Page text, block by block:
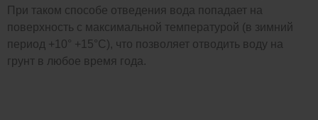
При таком способе отведения вода попадает на
поверхность с максимальной температурой (в зимний
период +10° +15°С), что позволяет отводить воду на
грунт в любое время года.